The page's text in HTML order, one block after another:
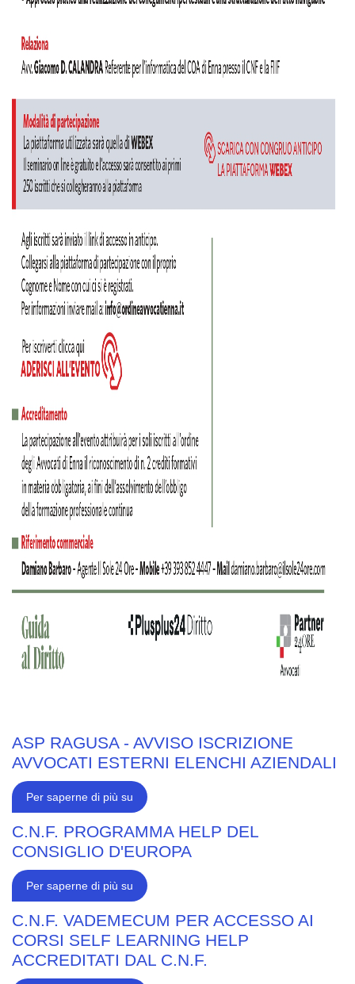
ASP RAGUSA - AVVISO ISCRIZIONE
AVVOCATI ESTERNI ELENCHI AZIENDALI
Per saperne di più su ASP
RAGUSA
-
AVVISO
ISCRIZIONE
AVVOCATI
ESTERNI
ELENCHI
AZIENDALI
C.N.F. PROGRAMMA HELP DEL
CONSIGLIO D'EUROPA
Per saperne di più su C.N.F.
PROGRAMMA
HELP
DEL
CONSIGLIO
D'EUROPA
C.N.F. VADEMECUM PER ACCESSO AI
CORSI SELF LEARNING HELP
ACCREDITATI DAL C.N.F.